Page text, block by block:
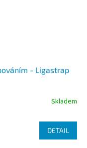
- Ligastrap
Skladem
DETAIL